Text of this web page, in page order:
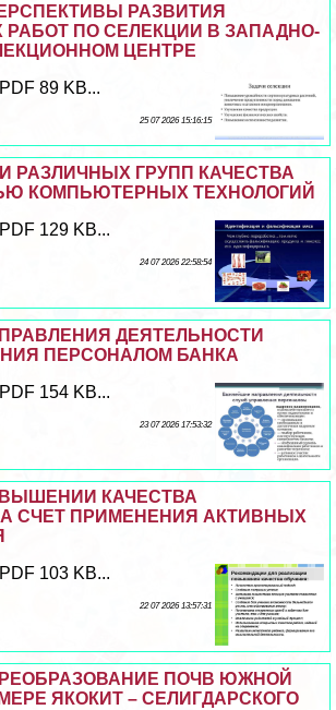
РАЗВИТИЯ
РАБОТ ПО СЕЛЕКЦИИ В ЗАПАДНО-
ЦЕНТРЕ
89 KB...
25 07 2026 15:16:15
РАЗЛИЧНЫХ ГРУПП КАЧЕСТВА
КОМПЬЮТЕРНЫХ ТЕХНОЛОГИЙ
129 KB...
24 07 2026 22:58:54
ДЕЯТЕЛЬНОСТИ
ПЕРСОНАЛОМ БАНКА
154 KB...
23 07 2026 17:53:32
КАЧЕСТВА
СЧЕТ ПРИМЕНЕНИЯ АКТИВНЫХ
103 KB...
22 07 2026 13:57:31
ПОЧВ ЮЖНОЙ
ЯКОКИТ – СЕЛИГДАРСКОГО